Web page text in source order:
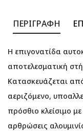
ΠΕΡΙΓΡΑΦΉ
Η επιγονατίδα
αποτελεσματική
Κατασκευάζεται
αεριζόμενο,
πρόσθιο κλείσιμο
αρθρώσεις